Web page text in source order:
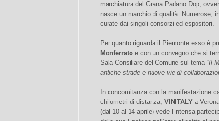
marchiatura del Grana Padano Dop,
nasce un marchio di qualità. Numerose,
curate dai singoli consorzi ed espositori.
Per quanto riguarda il Piemonte esso è
Monferrato e con un convegno che si
Sala Consiliare del Comune sul tema “Il
antiche strade e nuove vie di
In concomitanza con la manifestazione
chilometri di distanza, VINITALY a
(dal 10 al 14 aprile) vede l’intensa